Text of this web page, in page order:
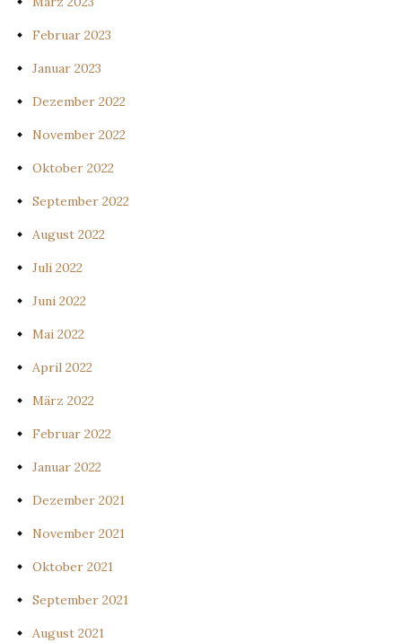
Februar 2023
Januar 2023
Dezember 2022
November 2022
Oktober 2022
September 2022
August 2022
Juli 2022
Juni 2022
Mai 2022
April 2022
März 2022
Februar 2022
Januar 2022
Dezember 2021
November 2021
Oktober 2021
September 2021
August 2021